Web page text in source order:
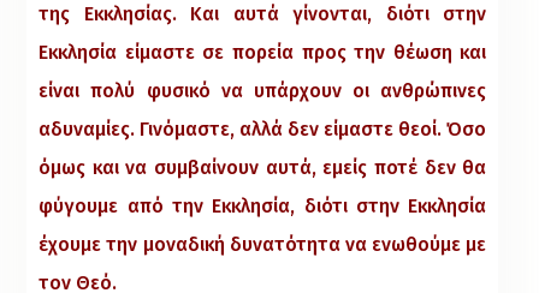
της Εκκλησίας. Και αυτά γίνονται, διότι στην
Εκκλησία είμαστε σε πορεία προς την θέωση και
είναι πολύ φυσικό να υπάρχουν οι ανθρώπινες
αδυναμίες. Γινόμαστε, αλλά δεν είμαστε θεοί. Όσο
όμως και να συμβαίνουν αυτά, εμείς ποτέ δεν θα
φύγουμε από την Εκκλησία, διότι στην Εκκλησία
έχουμε την μοναδική δυνατότητα να ενωθούμε με
τον Θεό.